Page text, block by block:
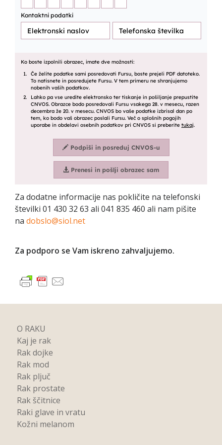
Za dodatne informacije nas pokličite na telefonski
številki 01 430 32 63 ali 041 835 460 ali nam pišite
na dobslo@siol.net
Za podporo se Vam iskreno zahvaljujemo.
O RAKU
Kaj je rak
Rak dojke
Rak mod
Rak pljuč
Rak prostate
Rak ščitnice
Raki glave in vratu
Kožni melanom